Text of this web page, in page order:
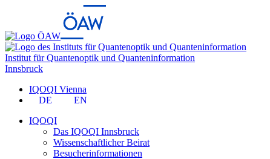
Institut für Quantenoptik und Quanteninformation
Innsbruck
IQOQI Vienna
DE
EN
IQOQI
Das IQOQI Innsbruck
Wissenschaftlicher Beirat
Besucherinformationen